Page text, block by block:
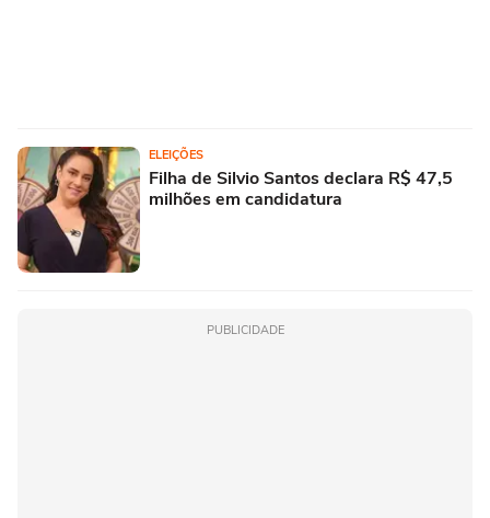
ELEIÇÕES
Filha de Silvio Santos declara R$ 47,5
milhões em candidatura
PUBLICIDADE